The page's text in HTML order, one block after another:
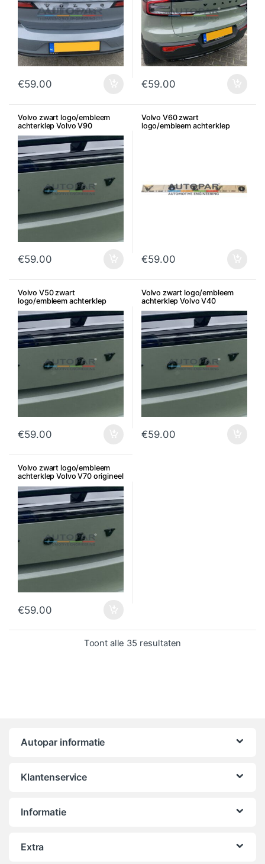
€59.00 €59.00
Volvo zwart logo/embleem
achterklep Volvo V90
origineel
€59.00
Volvo V60 zwart
logo/embleem achterklep
€59.00
Volvo V50 zwart
logo/embleem achterklep
origineel
€59.00
Volvo zwart logo/embleem
achterklep Volvo V40
origineel
€59.00
Volvo zwart logo/embleem
achterklep Volvo V70 origineel
€59.00
Toont alle 35 resultaten
Autopar informatie
Klantenservice
Informatie
Extra